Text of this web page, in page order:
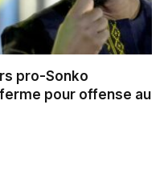
pro-Sonko
pour offense au